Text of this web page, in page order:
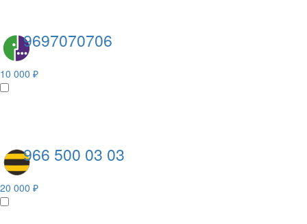
9697070706
10 000 ₽
966 500 03 03
20 000 ₽